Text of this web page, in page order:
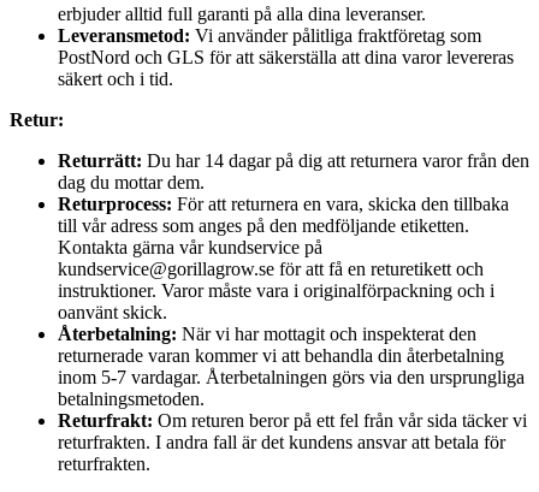
erbjuder alltid full garanti på alla dina leveranser.
Leveransmetod: Vi använder pålitliga fraktföretag som
PostNord och GLS för att säkerställa att dina varor levereras
säkert och i tid.
Retur:
Returrätt: Du har 14 dagar på dig att returnera varor från den
dag du mottar dem.
Returprocess: För att returnera en vara, skicka den tillbaka
till vår adress som anges på den medföljande etiketten.
Kontakta gärna vår kundservice på
kundservice@gorillagrow.se för att få en returetikett och
instruktioner. Varor måste vara i originalförpackning och i
oanvänt skick.
Återbetalning: När vi har mottagit och inspekterat den
returnerade varan kommer vi att behandla din återbetalning
inom 5-7 vardagar. Återbetalningen görs via den ursprungliga
betalningsmetoden.
Returfrakt: Om returen beror på ett fel från vår sida täcker vi
returfrakten. I andra fall är det kundens ansvar att betala för
returfrakten.